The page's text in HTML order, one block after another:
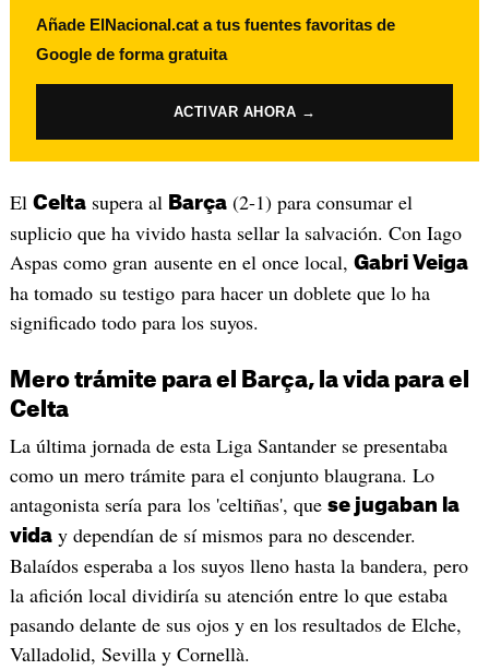
Añade ElNacional.cat a tus fuentes favoritas de
Google de forma gratuita
ACTIVAR AHORA →
El Celtasupera al Barça(2-1) para consumar el
suplicio que ha vivido hasta sellar la salvación. Con Iago
Aspas como gran ausente en el once local, Gabri Veiga
ha tomado su testigo para hacer un doblete que lo ha
significado todo para los suyos.
Mero trámite para el Barça, la vida para el
Celta
La última jornada de esta Liga Santander se presentaba
como un mero trámite para el conjunto blaugrana. Lo
antagonista sería para los 'celtiñas', que se jugaban la
viday dependían de sí mismos para no descender.
Balaídos esperaba a los suyos lleno hasta la bandera, pero
la afición local dividiría su atención entre lo que estaba
pasando delante de sus ojos y en los resultados de Elche,
Valladolid, Sevilla y Cornellà.